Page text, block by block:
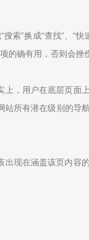
”换成“查找”、“快
的确有用，否则会挫
，用户在底层页面
所有潜在级别的导
现在涵盖该页内容